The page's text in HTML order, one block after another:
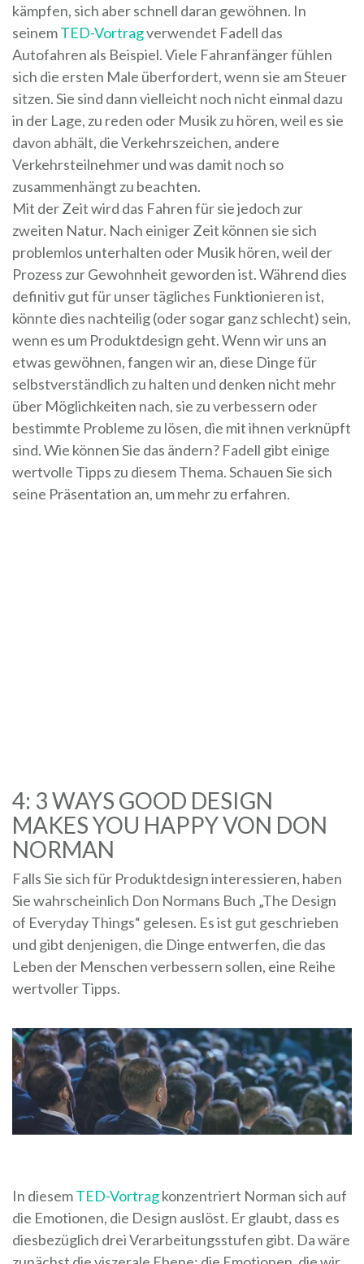
kämpfen, sich aber schnell daran gewöhnen. In
seinemTED-Vortragverwendet Fadell das
Autofahren als Beispiel. Viele Fahranfänger fühlen
sich die ersten Male überfordert, wenn sie am Steuer
sitzen. Sie sind dann vielleicht noch nicht einmal dazu
in der Lage, zu reden oder Musik zu hören, weil es sie
davon abhält, die Verkehrszeichen, andere
Verkehrsteilnehmer und was damit noch so
zusammenhängt zu beachten.
Mit der Zeit wird das Fahren für sie jedoch zur
zweiten Natur. Nach einiger Zeit können sie sich
problemlos unterhalten oder Musik hören, weil der
Prozess zur Gewohnheit geworden ist. Während dies
definitiv gut für unser tägliches Funktionieren ist,
könnte dies nachteilig (oder sogar ganz schlecht) sein,
wenn es um Produktdesign geht. Wenn wir uns an
etwas gewöhnen, fangen wir an, diese Dinge für
selbstverständlich zu halten und denken nicht mehr
über Möglichkeiten nach, sie zu verbessern oder
bestimmte Probleme zu lösen, die mit ihnen verknüpft
sind. Wie können Sie das ändern? Fadell gibt einige
wertvolle Tipps zu diesem Thema. Schauen Sie sich
seine Präsentation an, um mehr zu erfahren.
4: 3 WAYS GOOD DESIGN
MAKES YOU HAPPY VON DON
NORMAN
Falls Sie sich für Produktdesign interessieren, haben
Sie wahrscheinlich Don Normans Buch „The Design
of Everyday Things“ gelesen. Es ist gut geschrieben
und gibt denjenigen, die Dinge entwerfen, die das
Leben der Menschen verbessern sollen, eine Reihe
wertvoller Tipps.
In diesemTED-Vortragkonzentriert Norman sich auf
die Emotionen, die Design auslöst. Er glaubt, dass es
diesbezüglich drei Verarbeitungsstufen gibt. Da wäre